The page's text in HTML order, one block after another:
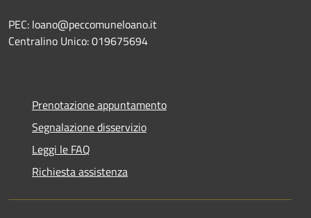
PEC: loano@peccomuneloano.it
Centralino Unico: 019675694
Prenotazione appuntamento
Segnalazione disservizio
Leggi le FAQ
Richiesta assistenza